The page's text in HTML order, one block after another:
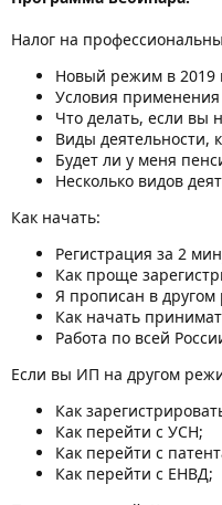
Налог на
Новый режим в 2019
Условия
Что делать, если вы
Виды деятельности,
Будет ли у меня
Несколько видов
Как начать:
Регистрация за 2
Как проще
Я прописан в другом
Как начать
Работа по всей
Если вы ИП на другом
Как
Как перейти с УСН;
Как перейти с
Как перейти с ЕНВД;